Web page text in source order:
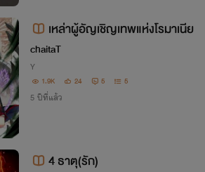
เหล่าผู้อัญเชิญเทพแห่งโรมาเนีย
chaitaT
Y
1.9K 24 5 5
5 ปีที่แล้ว
4 ธาตุ(รัก)